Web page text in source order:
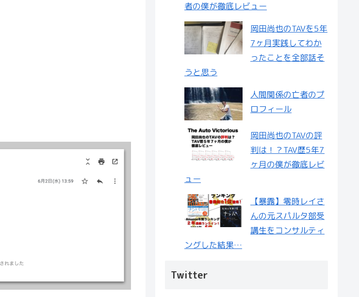
者の僕が徹底レビュー
岡田尚也のTAVを5年
7ヶ月実践してわか
ったことを全部話そ
うと思う
人間関係の亡者のプ
ロフィール
岡田尚也のTAVの評
判は！？TAV歴5年7
ヶ月の僕が徹底レビ
ュー
【暴露】零時レイさ
んの元スパルタ部受
講生をコンサルティ
ングした結果…
Twitter